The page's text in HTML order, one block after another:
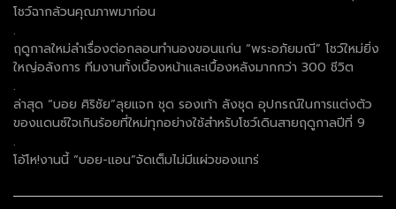
โชว์ฉากล้วนคุณภาพมาก่อน
.
ฤดูกาลใหม่ลำเรื่องต่อกลอนทำนองขอนแก่น “พระอภัยมณี” โชว์ใหม่ยิ่ง
ใหญ่อลังการ ทีมงานทั้งเบื้องหน้าและเบื้องหลังมากกว่า 300 ชีวิต
.
ล่าสุด “บอย ศิริชัย”ลุยแจก ชุด รองเท้า ลังชุด อุปกรณ์ในการแต่งตัว
ของแดนซ์ใจเกินร้อยที่ใหม่ทุกอย่างใช้สำหรับโชว์เดินสายฤดูกาลปีที่ 9
.
โอ้โห!งานนี้ “บอย-แอน”จัดเต็มไม่มีแผ่วของแทร่